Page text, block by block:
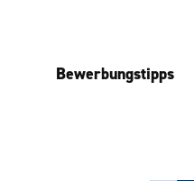
Bewerbungstipps